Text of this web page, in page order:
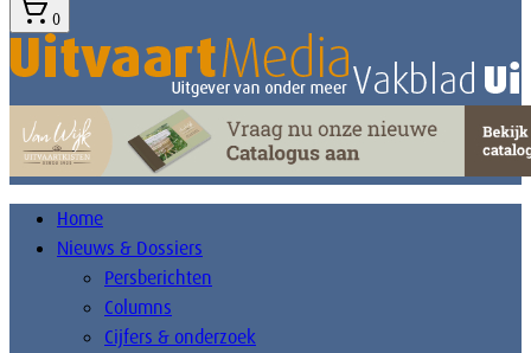
0
Home
Nieuws & Dossiers
Persberichten
Columns
Cijfers & onderzoek